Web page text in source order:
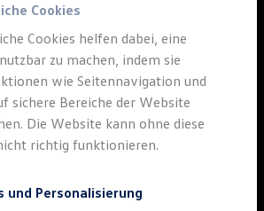
Angebote
Förderung
Paket
Gebrauchtwagen
Cookies
Cookies helfen dabei, eine
zu machen, indem sie
wie Seitennavigation und
sichere Bereiche der Website
Die Website kann ohne diese
richtig funktionieren.
und Personalisierung